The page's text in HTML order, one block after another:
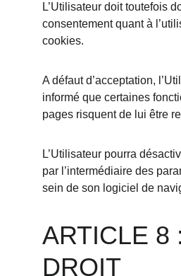
L’Utilisateur doit toutefois
consentement quant à
cookies.
A défaut d’acceptation,
informé que certaines
pages risquent de lui être
L’Utilisateur pourra
par l’intermédiaire des
sein de son logiciel de
ARTICLE 8 :
DROIT